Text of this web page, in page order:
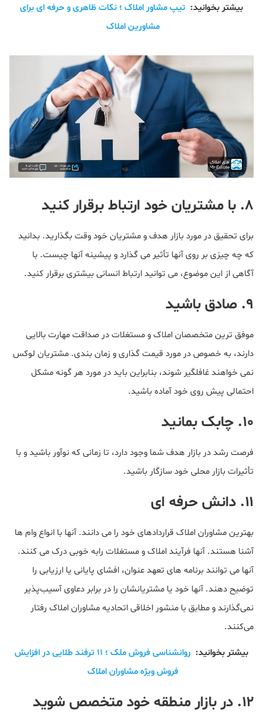
بیشتر بخوانید: تیپ مشاور املاک ؛ نکات ظاهری و حرفه ای برای
مشاورین املاک
۸. با مشتریان خود ارتباط برقرار کنید
برای تحقیق در مورد بازار هدف و مشتریان خود وقت بگذارید. بدانید
که چه چیزی بر روی آنها تأثیر می گذارد و پیشینه آنها چیست. با
آگاهی از این موضوع، می توانید ارتباط انسانی بیشتری برقرار کنید.
۹. صادق باشید
موفق ترین متخصصان املاک و مستغلات در صداقت مهارت بالایی
دارند، به خصوص در مورد قیمت گذاری و زمان بندی. مشتریان لوکس
نمی خواهند غافلگیر شوند، بنابراین باید در مورد هر گونه مشکل
احتمالی پیش روی خود آماده باشید.
۱۰. چابک بمانید
فرصت رشد در بازار هدف شما وجود دارد، تا زمانی که نوآور باشید و با
تأثیرات بازار محلی خود سازگار باشید.
۱۱. دانش حرفه ای
بهترین مشاوران املاک قراردادهای خود را می دانند. آنها با انواع وام ها
آشنا هستند. آنها فرآیند املاک و مستغلات رابه خوبی درک می کنند.
آنها می توانند برنامه های تعهد عنوان، افشای پایانی یا ارزیابی را
توضیح دهند. آنها خود یا مشتریانشان را در برابر دعاوی آسیب‌پذیر
نمی‌گذارند و مطابق با منشور اخلاقی اتحادیه مشاوران املاک رفتار
می‌کنند.
بیشتر بخوانید:
روانشناسی فروش ملک ؛ ۱۱ ترفند طلایی در افزایش
فروش ویژه مشاوران املاک
۱۲. در بازار منطقه خود متخصص شوید